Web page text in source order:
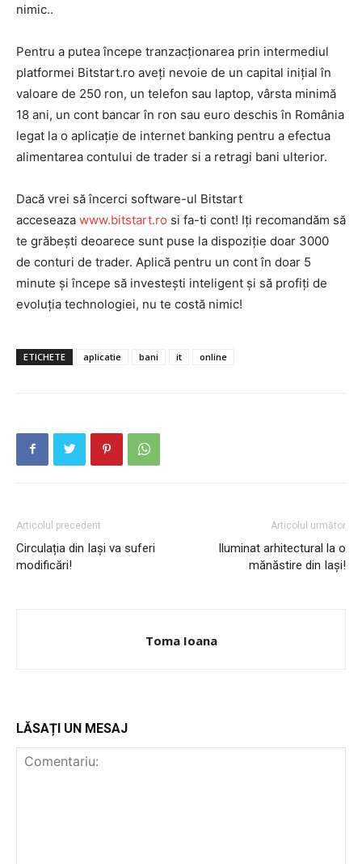
INFO IAȘI
PUBLICĂ GRATUIT ANUNȚUL TĂU!
Utile
Emisiuni
Prelucrarea datelor cu caracter personal
nimic..
Pentru a putea începe tranzacționarea prin intermediul
platformei Bitstart.ro aveți nevoie de un capital inițial în
valoare de 250 ron, un telefon sau laptop, vârsta minimă
18 ani, un cont bancar în ron sau euro deschis în România
legat la o aplicație de internet banking pentru a efectua
alimentarea contului de trader si a retragi bani ulterior.
Dacă vrei să încerci software-ul Bitstart
acceseaza www.bitstart.ro si fa-ti cont! Iți recomandăm să
te grăbești deoarece sunt puse la dispoziție doar 3000
de conturi de trader. Aplică pentru un cont în doar 5
minute și începe să investești inteligent și să profiți de
evoluția technologiei, nu te costă nimic!
ETICHETE aplicatie bani it online
Articolul precedent
Circulația din Iași va suferi
modificări!
Articolul următor
Iluminat arhitectural la o
mănăstire din Iași!
Toma Ioana
LĂSAȚI UN MESAJ